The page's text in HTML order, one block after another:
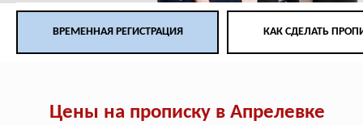
ВРЕМЕННАЯ РЕГИСТРАЦИЯ КАК СДЕЛАТЬ
Цены на прописку в Апрелевке